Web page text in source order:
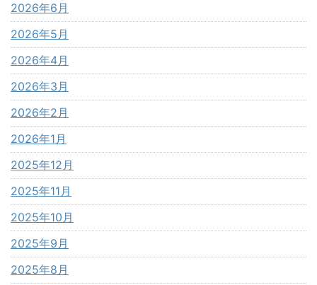
2026年6月
2026年5月
2026年4月
2026年3月
2026年2月
2026年1月
2025年12月
2025年11月
2025年10月
2025年9月
2025年8月